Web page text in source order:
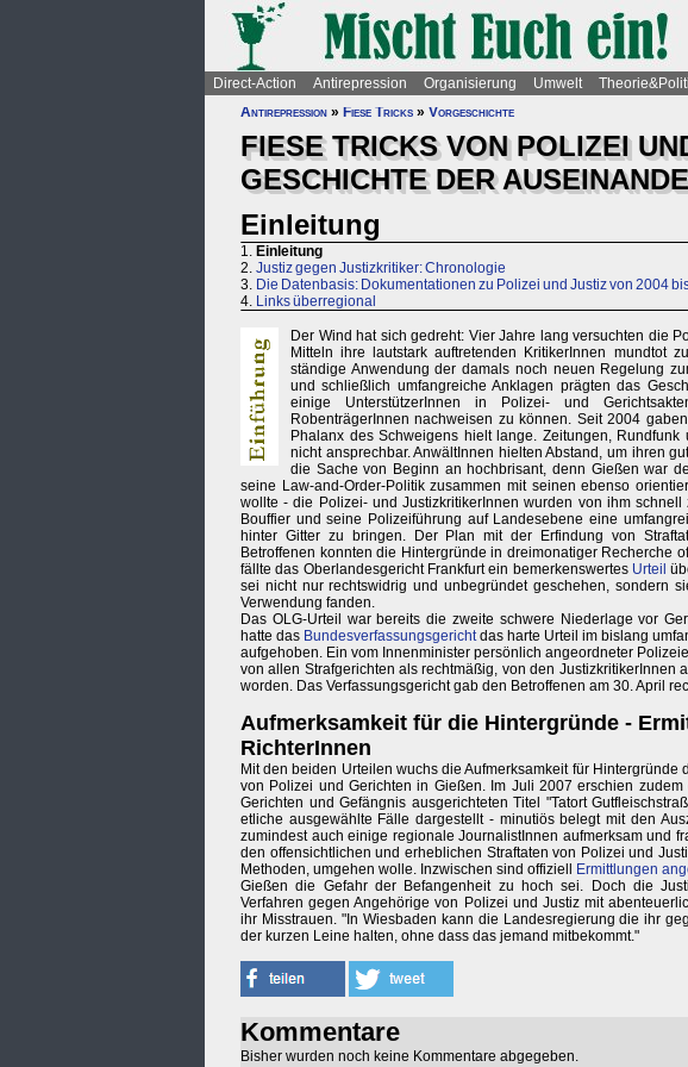
Direct-Action Antirepression Organisierung Umwelt
Antirepression » Fiese Tricks » Vorgeschichte
FIESE TRICKS VON POLIZEI
GESCHICHTE DER
Einleitung
1. Einleitung
2. Justiz gegen Justizkritiker: Chronologie
3. Die Datenbasis: Dokumentationen zu Polizei und Justiz von 2004
4. Links überregional
Der Wind hat sich gedreht: Vier Jahre lang versuchten die
Mitteln ihre lautstark auftretenden KritikerInnen mundtot
ständige Anwendung der damals noch neuen Regelung
und schließlich umfangreiche Anklagen prägten das
einige UnterstützerInnen in Polizei- und
RobenträgerInnen nachweisen zu können. Seit 2004
Phalanx des Schweigens hielt lange. Zeitungen,
nicht ansprechbar. AnwältInnen hielten Abstand, um ihren
die Sache von Beginn an hochbrisant, denn Gießen war
seine Law-and-Order-Politik zusammen mit seinen ebenso
wollte - die Polizei- und JustizkritikerInnen wurden von ihm
Bouffier und seine Polizeiführung auf Landesebene eine
hinter Gitter zu bringen. Der Plan mit der Erfindung von
Betroffenen konnten die Hintergründe in dreimonatiger Recherche
fällte das Oberlandesgericht Frankfurt ein bemerkenswertes Urteil
sei nicht nur rechtswidrig und unbegründet geschehen, sondern
Verwendung fanden.
Das OLG-Urteil war bereits die zweite schwere Niederlage vor
hatte das Bundesverfassungsgerichtdas harte Urteil im bislang
aufgehoben. Ein vom Innenminister persönlich angeordneter
von allen Strafgerichten als rechtmäßig, von den JustizkritikerInnen
worden. Das Verfassungsgericht gab den Betroffenen am 30. April
Aufmerksamkeit für die Hintergründe -
RichterInnen
Mit den beiden Urteilen wuchs die Aufmerksamkeit für
von Polizei und Gerichten in Gießen. Im Juli 2007 erschien zudem
Gerichten und Gefängnis ausgerichteten Titel "Tatort
etliche ausgewählte Fälle dargestellt - minutiös belegt mit den
zumindest auch einige regionale JournalistInnen aufmerksam und
den offensichtlichen und erheblichen Straftaten von Polizei und
Methoden, umgehen wolle. Inzwischen sind offiziell
Ermittlungen
Gießen die Gefahr der Befangenheit zu hoch sei. Doch die
Verfahren gegen Angehörige von Polizei und Justiz mit
ihr Misstrauen. "In Wiesbaden kann die Landesregierung die ihr
der kurzen Leine halten, ohne dass das jemand mitbekommt."
Kommentare
Bisher wurden noch keine Kommentare abgegeben.